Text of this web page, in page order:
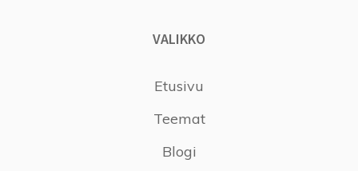
VALIKKO
Etusivu
Teemat
Blogi